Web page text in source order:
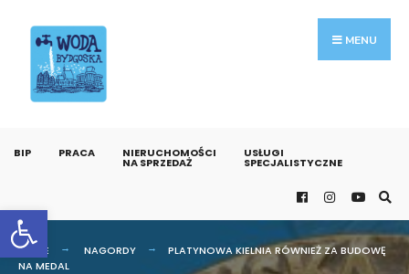
Otwórz pasek narzędzi
MENU
BIP PRACA NIERUCHOMOŚCI
NA SPRZEDAŻ
USŁUGI
SPECJALISTYCZNE
HOME NAGORDY
PLATYNOWA KIELNIA RÓWNIEŻ ZA BUDOWĘ
NA MEDAL